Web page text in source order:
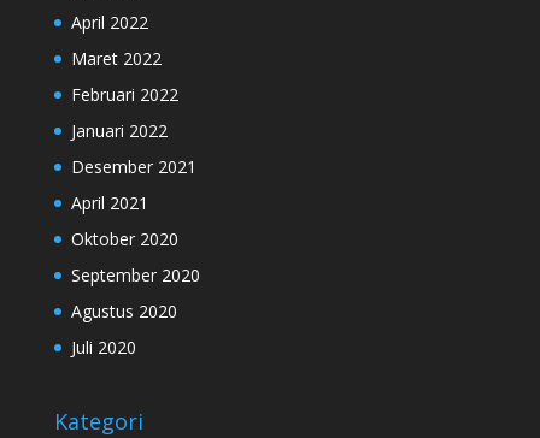
April 2022
Maret 2022
Februari 2022
Januari 2022
Desember 2021
April 2021
Oktober 2020
September 2020
Agustus 2020
Juli 2020
Kategori